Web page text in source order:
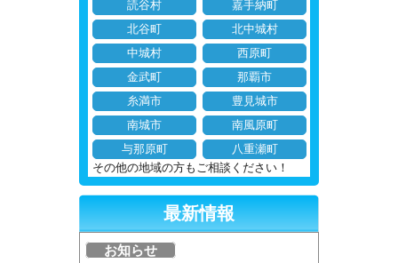
読谷村
嘉手納町
北谷町
北中城村
中城村
西原町
金武町
那覇市
糸満市
豊見城市
南城市
南風原町
与那原町
八重瀬町
その他の地域の方もご相談ください！
最新情報
お知らせ